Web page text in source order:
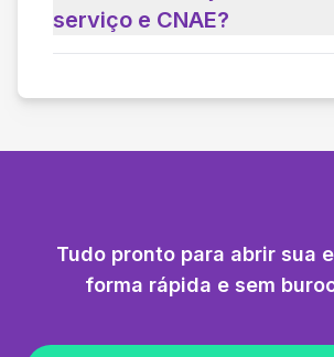
serviço e CNAE?
Tudo pronto para abrir sua
forma rápida e sem